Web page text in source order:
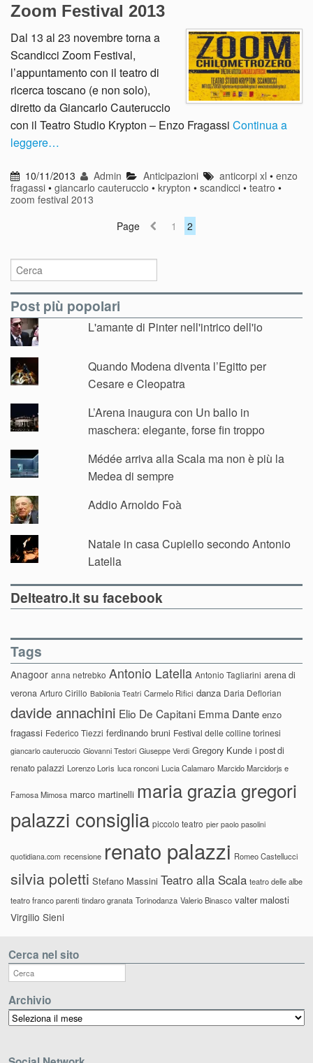
Zoom Festival 2013
Dal 13 al 23 novembre torna a
Scandicci Zoom Festival,
l’appuntamento con il teatro di
ricerca toscano (e non solo),
diretto da Giancarlo Cauteruccio
con il Teatro Studio Krypton – Enzo Fragassi Continua a
leggere…
10/11/2013 Admin Anticipazioni anticorpi xl • enzo
fragassi • giancarlo cauteruccio • krypton • scandicci • teatro •
zoom festival 2013
Page
1 2
Post più popolari
L'amante di Pinter nell'intrico dell'io
Quando Modena diventa l’Egitto per
Cesare e Cleopatra
L’Arena inaugura con Un ballo in
maschera: elegante, forse fin troppo
Médée arriva alla Scala ma non è più la
Medea di sempre
Addio Arnoldo Foà
Natale in casa Cupiello secondo Antonio
Latella
Delteatro.it su facebook
Tags
Anagoor anna netrebko Antonio Latella Antonio Tagliarini arena di
verona Arturo Cirillo Babilonia Teatri Carmelo Rifici danza Daria Deflorian
davide annachini Elio De Capitani Emma Dante enzo
fragassi Federico Tiezzi ferdinando bruni Festival delle colline torinesi
giancarlo cauteruccio Giovanni Testori Giuseppe Verdi Gregory Kunde i post di
renato palazzi Lorenzo Loris luca ronconi Lucia Calamaro Marcido Marcidorjs e
Famosa Mimosa marco martinelli maria grazia gregori
palazzi consiglia piccolo teatro pier paolo pasolini
quotidiana.com recensione renato palazzi Romeo Castellucci
silvia poletti Stefano Massini Teatro alla Scala teatro delle albe
teatro franco parenti tindaro granata Torinodanza Valerio Binasco valter malosti
Virgilio Sieni
Cerca nel sito
Archivio
Archivio